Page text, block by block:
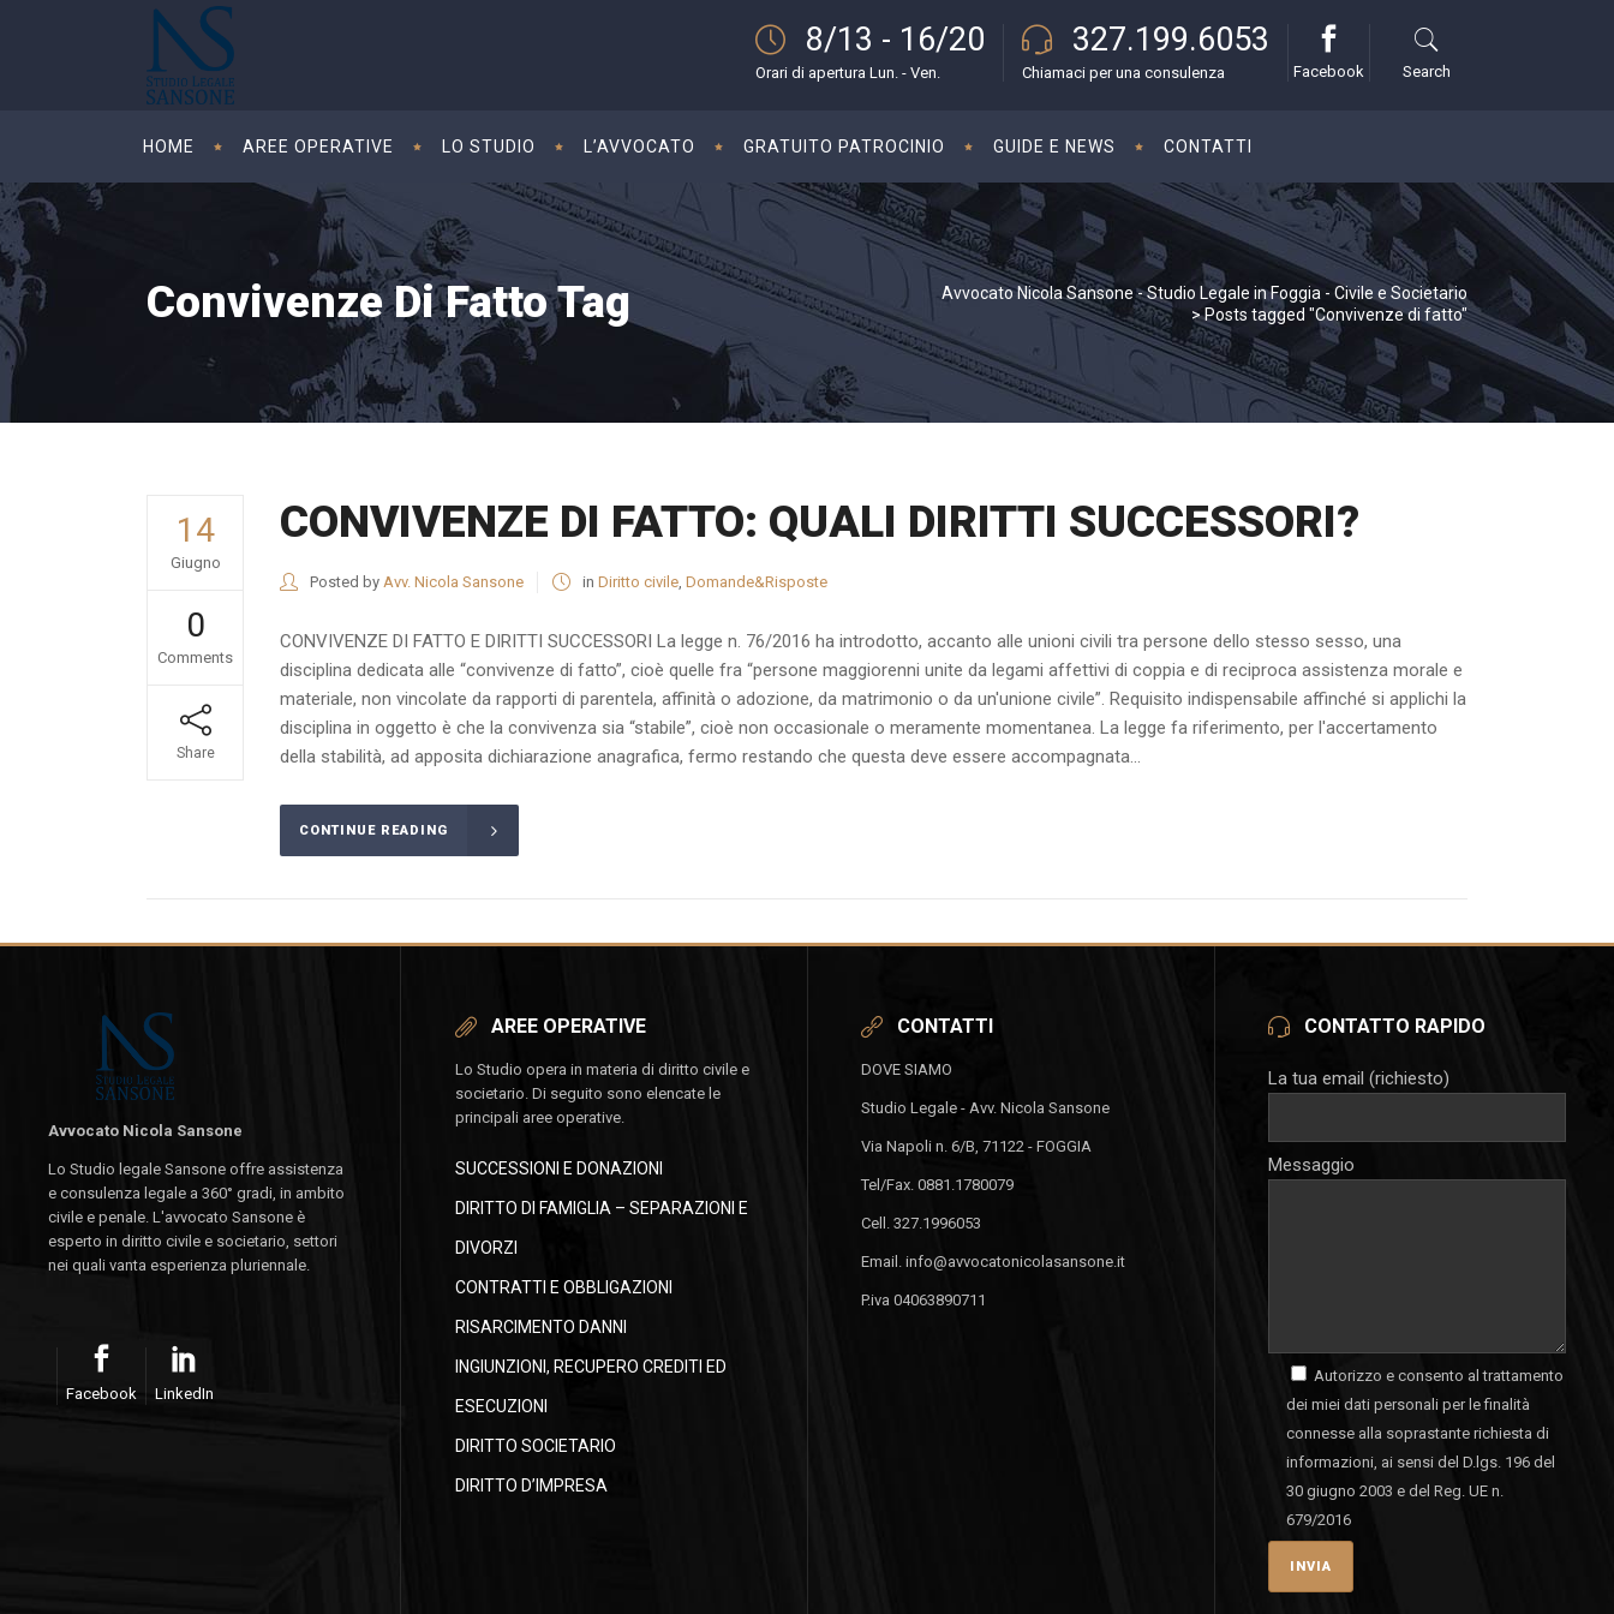
8/13 - 16/20
Orari di apertura Lun. - Ven.
327.199.6053
Chiamaci per una consulenza Facebook Search
HOME AREE OPERATIVE LO STUDIO L’AVVOCATO GRATUITO PATROCINIO GUIDE E NEWS CONTATTI
Convivenze Di Fatto Tag
Avvocato Nicola Sansone - Studio Legale in Foggia - Civile e Societario
>Posts tagged "Convivenze di fatto"
14
Giugno
0
Comments
Share
CONVIVENZE DI FATTO: QUALI DIRITTI SUCCESSORI?
Posted by Avv. Nicola Sansone in Diritto civile, Domande&Risposte
CONVIVENZE DI FATTO E DIRITTI SUCCESSORI La legge n. 76/2016 ha introdotto, accanto alle unioni civili tra persone dello stesso sesso, una
disciplina dedicata alle “convivenze di fatto”, cioè quelle fra “persone maggiorenni unite da legami affettivi di coppia e di reciproca assistenza morale e
materiale, non vincolate da rapporti di parentela, affinità o adozione, da matrimonio o da un'unione civile”. Requisito indispensabile affinché si applichi la
disciplina in oggetto è che la convivenza sia “stabile”, cioè non occasionale o meramente momentanea. La legge fa riferimento, per l'accertamento
della stabilità, ad apposita dichiarazione anagrafica, fermo restando che questa deve essere accompagnata...
CONTINUE READING
Avvocato Nicola Sansone
Lo Studio legale Sansone offre assistenza
e consulenza legale a 360° gradi, in ambito
civile e penale. L'avvocato Sansone è
esperto in diritto civile e societario, settori
nei quali vanta esperienza pluriennale.
Facebook LinkedIn
AREE OPERATIVE
Lo Studio opera in materia di diritto civile e
societario. Di seguito sono elencate le
principali aree operative.
SUCCESSIONI E DONAZIONI
DIRITTO DI FAMIGLIA – SEPARAZIONI E
DIVORZI
CONTRATTI E OBBLIGAZIONI
RISARCIMENTO DANNI
INGIUNZIONI, RECUPERO CREDITI ED
ESECUZIONI
DIRITTO SOCIETARIO
DIRITTO D’IMPRESA
CONTATTI
DOVE SIAMO
Studio Legale - Avv. Nicola Sansone
Via Napoli n. 6/B, 71122 - FOGGIA
Tel/Fax. 0881.1780079
Cell. 327.1996053
Email. info@avvocatonicolasansone.it
P.iva 04063890711
CONTATTO RAPIDO
La tua email (richiesto)
Messaggio
Autorizzo e consento al trattamento
dei miei dati personali per le finalità
connesse alla soprastante richiesta di
informazioni, ai sensi del D.lgs. 196 del
30 giugno 2003 e del Reg. UE n.
679/2016